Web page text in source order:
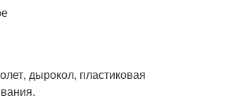
дырокол, пластиковая